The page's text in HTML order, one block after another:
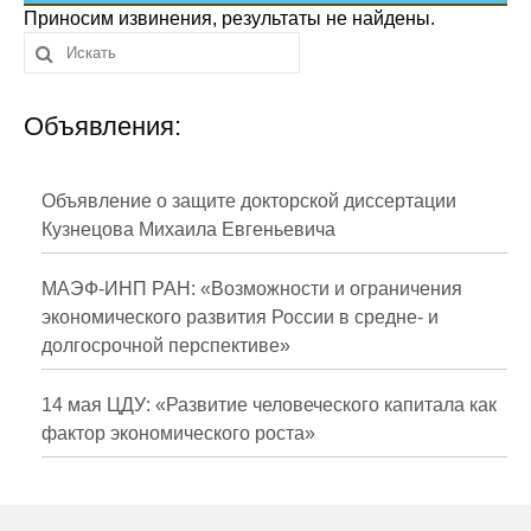
Сотрудники
Отчетность
Противодействие коррупции
Публикации
Научная жизнь
Издания
Проблемы прогнозирования
О журнале
Приносим извинения, результаты не найдены.
Объявления:
Объявление о защите докторской диссертации
Кузнецова Михаила Евгеньевича
МАЭФ-ИНП РАН: «Возможности и ограничения
экономического развития России в средне- и
долгосрочной перспективе»
14 мая ЦДУ: «Развитие человеческого капитала как
фактор экономического роста»